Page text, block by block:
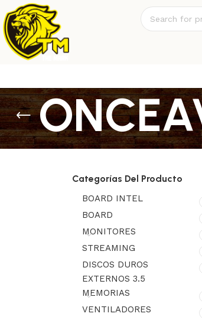
Categorías Del Producto
BOARD INTEL
BOARD
MONITORES
STREAMING
DISCOS DUROS
EXTERNOS 3.5
MEMORIAS
VENTILADORES